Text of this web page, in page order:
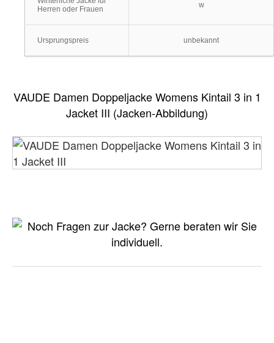
Herren oder Frauen
w
Ursprungspreis unbekannt
VAUDE Damen Doppeljacke Womens Kintail 3 in 1
Jacket III (Jacken-Abbildung)